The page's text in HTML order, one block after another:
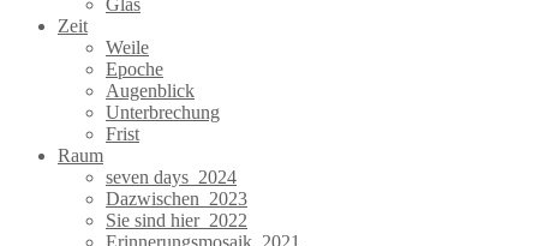
Glas
Zeit
Weile
Epoche
Augenblick
Unterbrechung
Frist
Raum
seven days_2024
Dazwischen_2023
Sie sind hier_2022
Erinnerungsmosaik_2021